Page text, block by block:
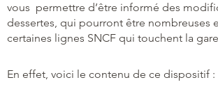
vous permettre d’être informé des
dessertes, qui pourront être nombreuses
certaines lignes SNCF qui touchent la
En effet, voici le contenu de ce dispositif :